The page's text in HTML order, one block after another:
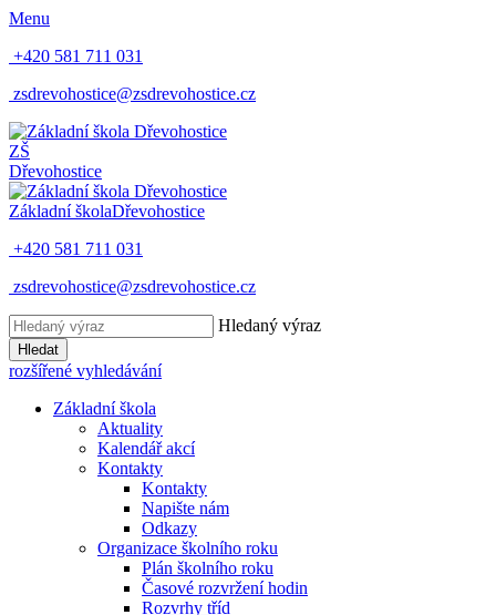
Menu
+420 581 711 031
zsdrevohostice@zsdrevohostice.cz
ZŠ
Dřevohostice
Základní školaDřevohostice
+420 581 711 031
zsdrevohostice@zsdrevohostice.cz
Hledaný výraz
Hledat
rozšířené vyhledávání
Základní škola
Aktuality
Kalendář akcí
Kontakty
Kontakty
Napište nám
Odkazy
Organizace školního roku
Plán školního roku
Časové rozvržení hodin
Rozvrhy tříd